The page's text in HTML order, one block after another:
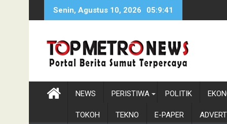
Senin, Agustus 10, 2026 05:9:42
NEWS PERISTIWA POLITIK
TOKOH TEKNO E-PAPER